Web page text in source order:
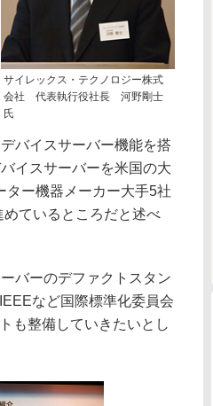
サイレックス・テクノロジー株式
会社 代表執行役社長 河野剛士
氏
バイスサーバー機能を搭
イスサーバーを米国の大
ター機器メーカー大手5社
ているところだと述べ
バーのデファクトスタン
など国際標準化委員会
も整備していきたいとし